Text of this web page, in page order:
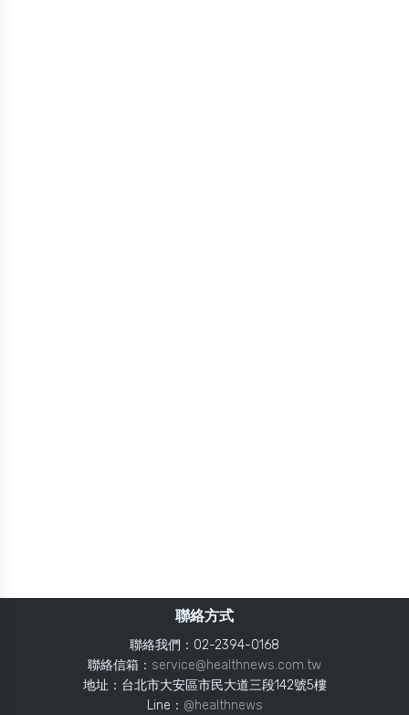
聯絡方式
聯絡我們：02-2394-0168
聯絡信箱： service@healthnews.com.tw
地址：台北市大安區市民大道三段142號5樓
Line： @healthnews